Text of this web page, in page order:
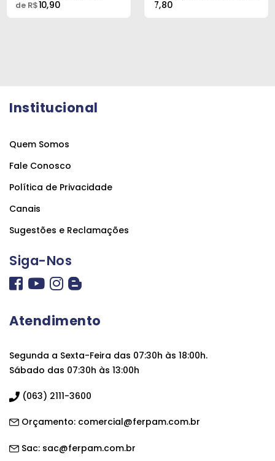
de R$10,90 7,80
Institucional
Quem Somos
Fale Conosco
Política de Privacidade
Canais
Sugestões e Reclamações
Siga-Nos
Atendimento
Segunda a Sexta-Feira das 07:30h às 18:00h.
Sábado das 07:30h às 13:00h
(063) 2111-3600
Orçamento: comercial@ferpam.com.br
Sac: sac@ferpam.com.br